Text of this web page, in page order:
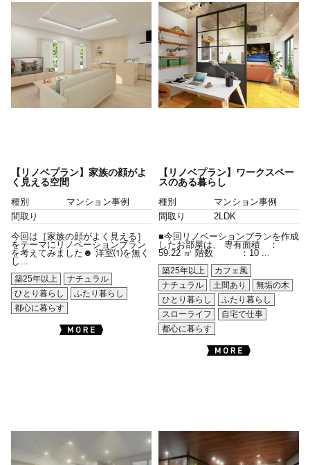
【リノベプラン】家族の顔がよ
く見える空間
種別
マンション事例
間取り
今回は［家族の顔がよく見える］
をテーマにリノベーションプラン
を考えてみました☻ 洋室⑴を無く
し...
築25年以上
ナチュラル
ひとり暮らし
ふたり暮らし
都心に暮らす
【リノベプラン】ワークスペー
スのある暮らし
種別
マンション事例
間取り
2LDK
■今回リノベーションプランを作成
したお部屋は、 専有面積 ：
59.22 ㎡ 階数 ：10 ...
築25年以上
カフェ風
ナチュラル
土間あり
無垢の木
ひとり暮らし
ふたり暮らし
スローライフ
自宅で仕事
都心に暮らす